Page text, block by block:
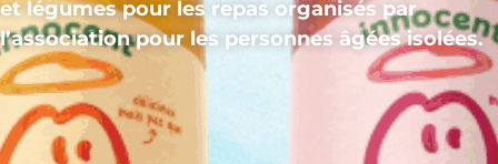
et légumes pour les repas organisés par
l’association pour les personnes âgées isolées.